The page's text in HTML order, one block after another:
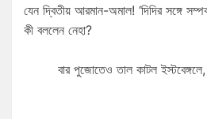
যেন দ্বিতীয় আরমান-অমাল! ‘দিদির সঙ্গে
কী বললেন নেহা?
বার পুজোতেও তাল কাটল